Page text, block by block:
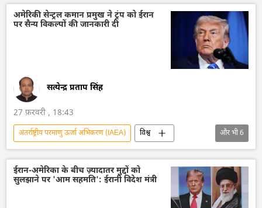
परमाणु संयंत्र
परमाणु ऊर्जा
मिसाइल विध्वंसक
इजराइल
अमेरिकी सेन्ट्रल कमान प्रमुख ने ट्रंप को ईरान
पर सैन्य विकल्पों की जानकारी दी
सत्येन्द्र प्रताप सिंह
27 फ़रवरी , 18:43
अंतर्राष्ट्रीय परमाणु ऊर्जा अभिकरण (IAEA)
विश्व
अमेरिका
डॉनल्ड ट्रम्प
ईरान
परमाणु हथियार
परमाणु बम परमाणु ऊर्जा
और भी6
ईरान-अमेरिका के बीच ज़्यादातर मुद्दों को
सुलझाने पर 'आम सहमति': ईरानी विदेश मंत्री